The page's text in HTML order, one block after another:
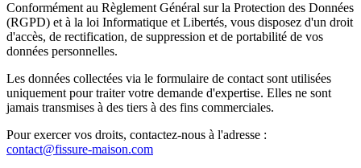
Conformément au Règlement Général sur la Protection des Données
(RGPD) et à la loi Informatique et Libertés, vous disposez d'un droit
d'accès, de rectification, de suppression et de portabilité de vos
données personnelles.
Les données collectées via le formulaire de contact sont utilisées
uniquement pour traiter votre demande d'expertise. Elles ne sont
jamais transmises à des tiers à des fins commerciales.
Pour exercer vos droits, contactez-nous à l'adresse :
contact@fissure-maison.com